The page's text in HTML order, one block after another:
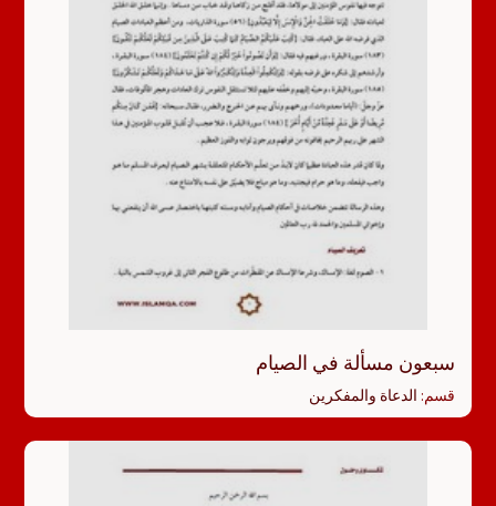
سبعون مسألة في الصيام
قسم: الدعاة والمفكرين